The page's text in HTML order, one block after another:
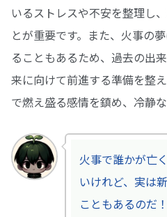
いるストレスや不安を整理し
とが重要です。また、火事の
ることもあるため、過去の出
来に向けて前進する準備を整
で燃え盛る感情を鎮め、冷静
火事で誰かが亡
いけれど、実は
こともあるのだ